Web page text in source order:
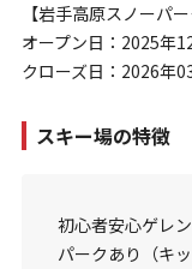
【岩手高原スノーパ
オープン日：2025年
クローズ日：2026年
スキー場の特徴
初心者安心ゲレ
パークあり（キ